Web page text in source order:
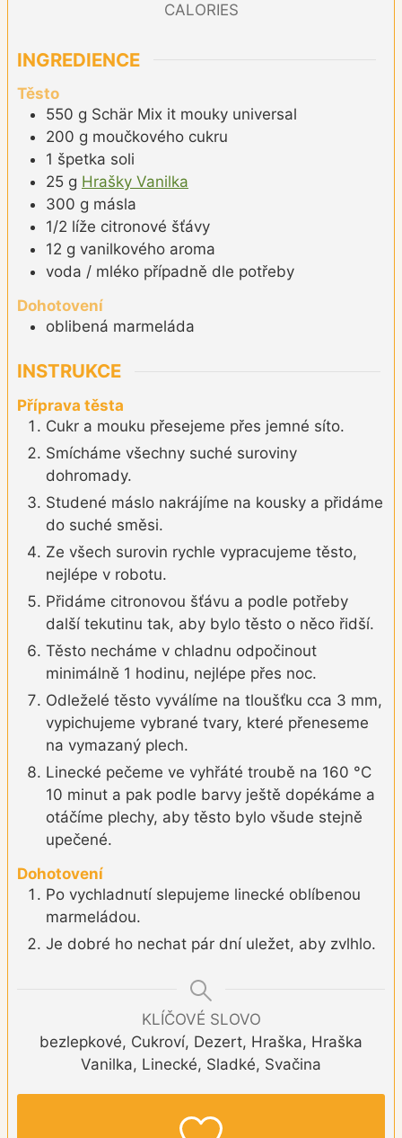
CALORIES
INGREDIENCE
Těsto
550 g Schär Mix it mouky universal
200 g moučkového cukru
1 špetka soli
25 g Hrašky Vanilka
300 g másla
1/2 líže citronové šťávy
12 g vanilkového aroma
voda / mléko případně dle potřeby
Dohotovení
oblibená marmeláda
INSTRUKCE
Příprava těsta
Cukr a mouku přesejeme přes jemné síto.
Smícháme všechny suché suroviny
dohromady.
Studené máslo nakrájíme na kousky a přidáme
do suché směsi.
Ze všech surovin rychle vypracujeme těsto,
nejlépe v robotu.
Přidáme citronovou šťávu a podle potřeby
další tekutinu tak, aby bylo těsto o něco řidší.
Těsto necháme v chladnu odpočinout
minimálně 1 hodinu, nejlépe přes noc.
Odleželé těsto vyválíme na tloušťku cca 3 mm,
vypichujeme vybrané tvary, které přeneseme
na vymazaný plech.
Linecké pečeme ve vyhřáté troubě na 160 °C
10 minut a pak podle barvy ještě dopékáme a
otáčíme plechy, aby těsto bylo všude stejně
upečené.
Dohotovení
Po vychladnutí slepujeme linecké oblíbenou
marmeládou.
Je dobré ho nechat pár dní uležet, aby zvlhlo.
KLÍČOVÉ SLOVO
bezlepkové, Cukroví, Dezert, Hraška, Hraška
Vanilka, Linecké, Sladké, Svačina